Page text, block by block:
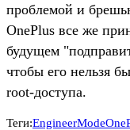
проблемой и
OnePlus все же
будущем
чтобы его нельзя
root-доступа.
Теги:EngineerMode